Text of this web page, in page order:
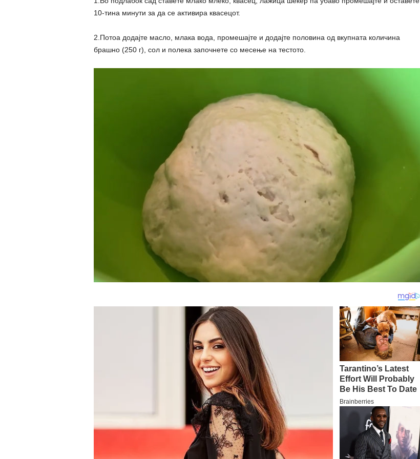
10-тина минути за да се активира квасецот.
2.Потоа додајте масло, млака вода, промешајте и додајте половина од вкупната количина
брашно (250 г), сол и полека започнете со месење на тестото.